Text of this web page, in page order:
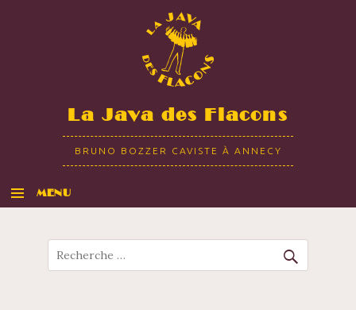
La Java des Flacons
BRUNO BOZZER CAVISTE À ANNECY
MENU
Recherche